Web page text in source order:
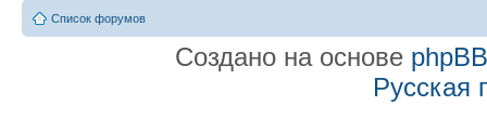
Список форумов
Создано на основе phpBB
Русская